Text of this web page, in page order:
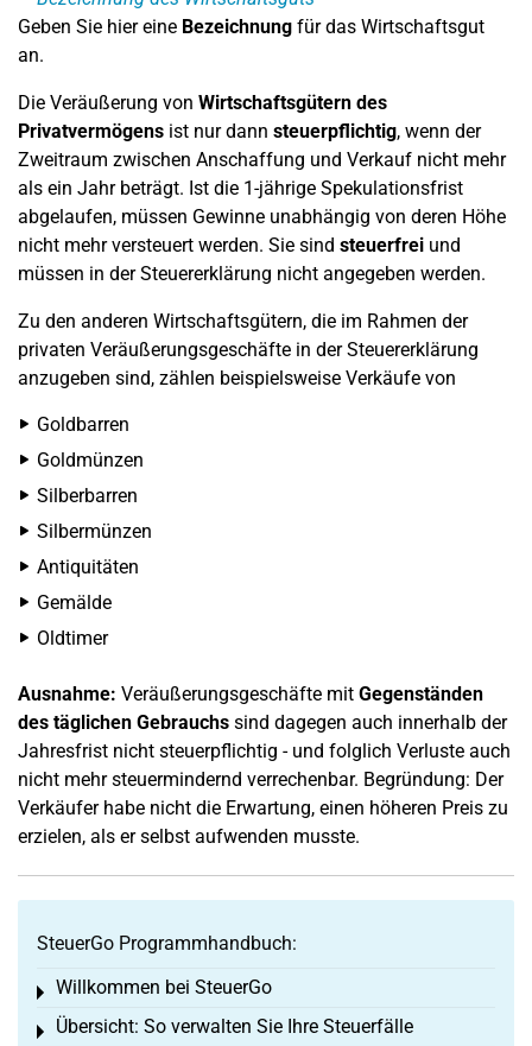
Geben Sie hier eine Bezeichnung für das Wirtschaftsgut
an.
Die Veräußerung von Wirtschaftsgütern des
Privatvermögens ist nur dann steuerpflichtig, wenn der
Zweitraum zwischen Anschaffung und Verkauf nicht mehr
als ein Jahr beträgt. Ist die 1-jährige Spekulationsfrist
abgelaufen, müssen Gewinne unabhängig von deren Höhe
nicht mehr versteuert werden. Sie sind steuerfrei und
müssen in der Steuererklärung nicht angegeben werden.
Zu den anderen Wirtschaftsgütern, die im Rahmen der
privaten Veräußerungsgeschäfte in der Steuererklärung
anzugeben sind, zählen beispielsweise Verkäufe von
Goldbarren
Goldmünzen
Silberbarren
Silbermünzen
Antiquitäten
Gemälde
Oldtimer
Ausnahme: Veräußerungsgeschäfte mit Gegenständen
des täglichen Gebrauchs sind dagegen auch innerhalb der
Jahresfrist nicht steuerpflichtig - und folglich Verluste auch
nicht mehr steuermindernd verrechenbar. Begründung: Der
Verkäufer habe nicht die Erwartung, einen höheren Preis zu
erzielen, als er selbst aufwenden musste.
SteuerGo Programmhandbuch:
Willkommen bei SteuerGo
Toggle menu
Übersicht: So verwalten Sie Ihre Steuerfälle
Toggle menu